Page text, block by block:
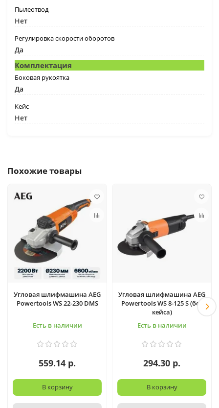
Пылеотвод
Нет
Регулировка скорости оборотов
Да
Комплектация
Боковая рукоятка
Да
Кейс
Нет
Похожие товары
Угловая шлифмашина AEG
Powertools WS 22-230 DMS
Есть в наличии
559.14 р.
В корзину
Угловая шлифмашина AEG
Powertools WS 8-125 S (без
кейса)
Есть в наличии
294.30 р.
В корзину